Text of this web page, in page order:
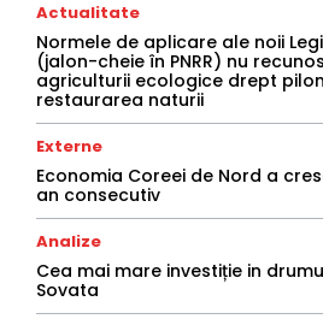
Actualitate
Normele de aplicare ale noii
(jalon-cheie în PNRR) nu
agriculturii ecologice drept
restaurarea naturii
Externe
Economia Coreei de Nord a
an consecutiv
Analize
Cea mai mare investiție in
Sovata